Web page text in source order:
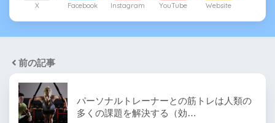
X Facebook Instagram YouTube Website
前の記事
パーソナルトレーナーとの筋トレは人類の
多くの課題を解決する（効…